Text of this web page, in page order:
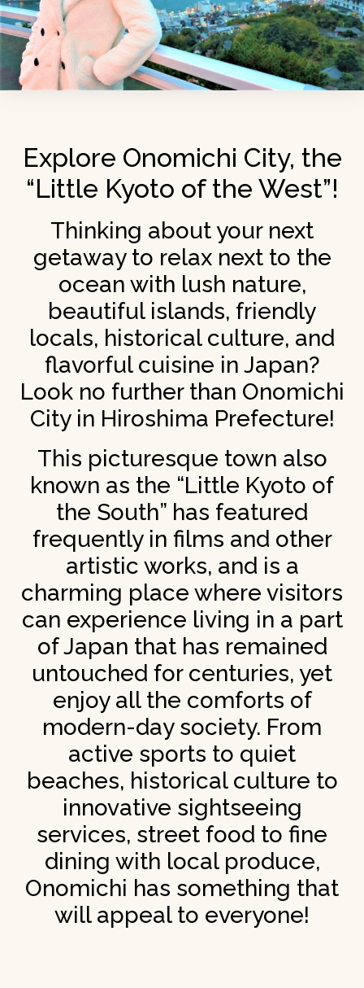
Explore Onomichi City, the
“Little Kyoto of the West”!
Thinking about your next
getaway to relax next to the
ocean with lush nature,
beautiful islands, friendly
locals, historical culture, and
flavorful cuisine in Japan?
Look no further than Onomichi
City in Hiroshima Prefecture!
This picturesque town also
known as the “Little Kyoto of
the South” has featured
frequently in films and other
artistic works, and is a
charming place where visitors
can experience living in a part
of Japan that has remained
untouched for centuries, yet
enjoy all the comforts of
modern-day society. From
active sports to quiet
beaches, historical culture to
innovative sightseeing
services, street food to fine
dining with local produce,
Onomichi has something that
will appeal to everyone!